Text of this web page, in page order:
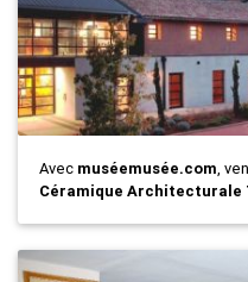
Avec muséemusée.com,
Céramique Architecturale